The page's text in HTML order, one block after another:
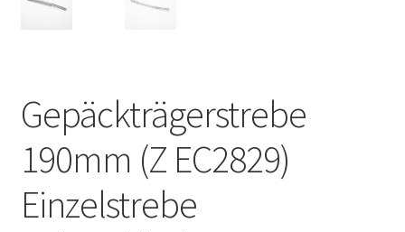
Gepäckträgerstrebe
190mm (Z EC2829)
Einzelstrebe